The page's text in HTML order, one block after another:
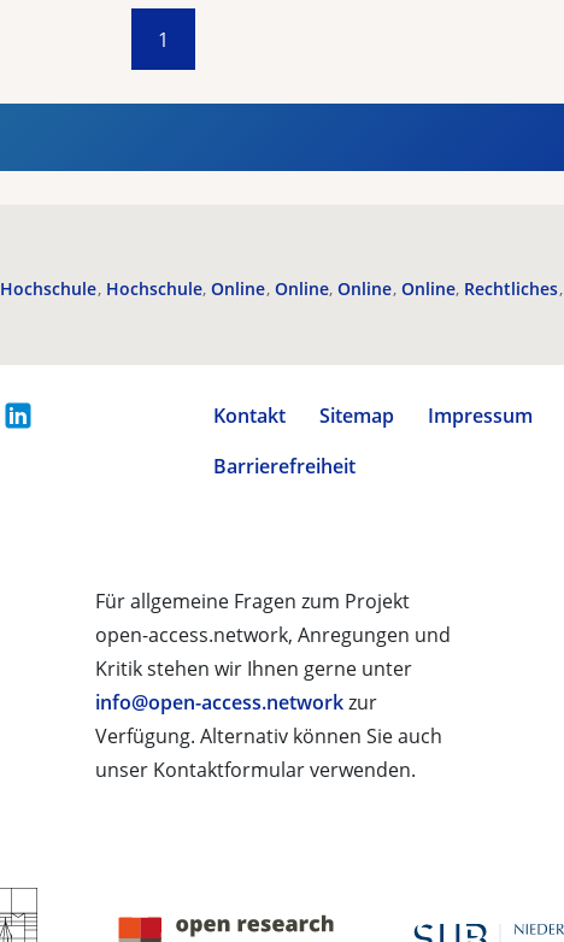
1
Hochschule Hochschule Online Online Online Online Rechtliches
Kontakt Sitemap Impressum
Barrierefreiheit
Für allgemeine Fragen zum Projekt
open-access.network, Anregungen und
Kritik stehen wir Ihnen gerne unter
info@open-access.networkzur
Verfügung. Alternativ können Sie auch
unser Kontaktformular verwenden.